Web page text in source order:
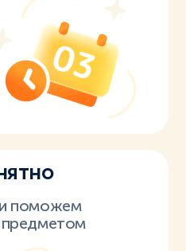
поможем
предметом